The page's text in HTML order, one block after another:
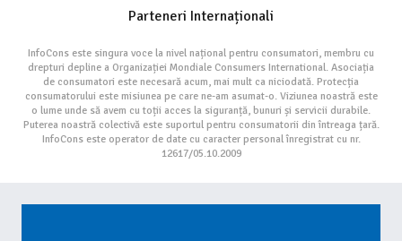
Parteneri Internaționali
InfoCons este singura voce la nivel național pentru consumatori, membru cu
drepturi depline a Organizației Mondiale Consumers International. Asociația
de consumatori este necesară acum, mai mult ca niciodată. Protecția
consumatorului este misiunea pe care ne-am asumat-o. Viziunea noastră este
o lume unde să avem cu toții acces la siguranță, bunuri și servicii durabile.
Puterea noastră colectivă este suportul pentru consumatorii din întreaga țară.
InfoCons este operator de date cu caracter personal înregistrat cu nr.
12617/05.10.2009